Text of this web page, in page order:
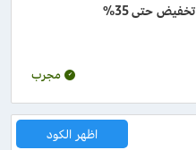
كود خصم بشرة كير جديد + عروض تخفيض حتى 35%
مجرب
اظهر الكود